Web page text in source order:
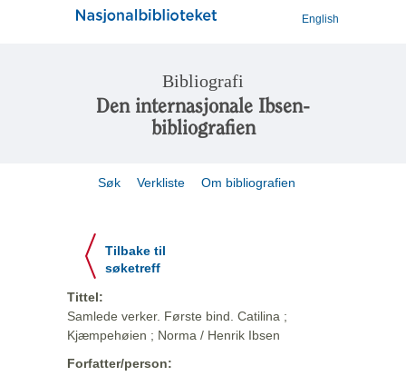
English
Bibliografi
Den internasjonale Ibsen-
bibliografien
Søk Verkliste Om bibliografien
Tilbake til
søketreff
Tittel:
Samlede verker. Første bind. Catilina ;
Kjæmpehøien ; Norma / Henrik Ibsen
Forfatter/person: